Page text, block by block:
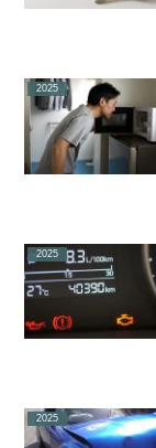
2025
2025
2025